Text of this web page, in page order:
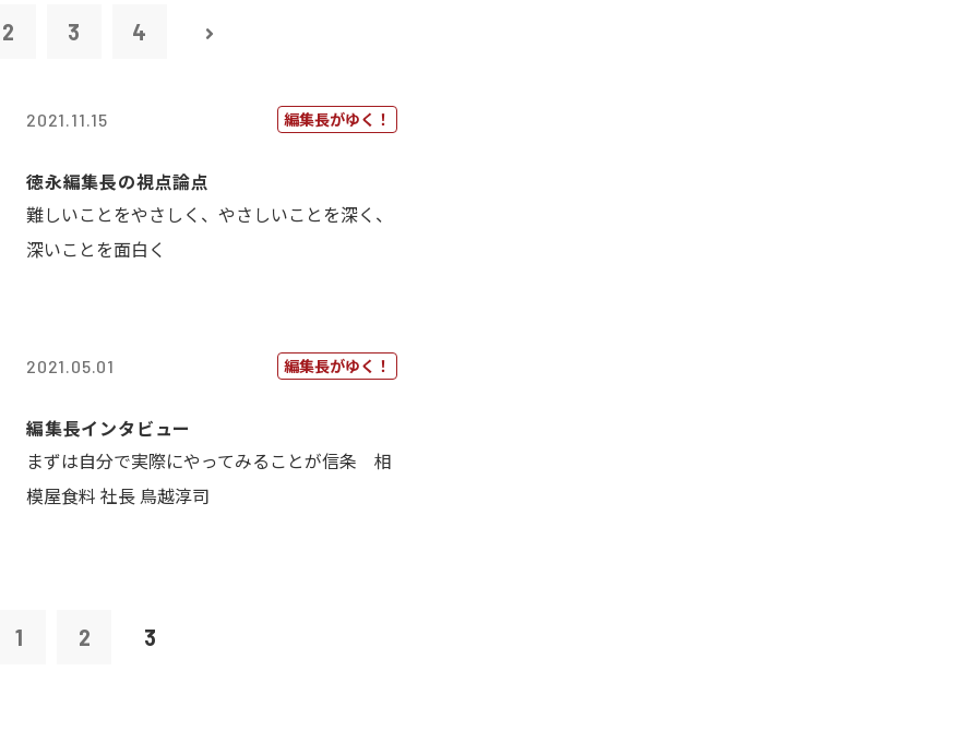
2 3 4
2021.11.15 編集長がゆく！
徳永編集長の視点論点
難しいことをやさしく、やさしいことを深く、
深いことを面白く
2021.05.01 編集長がゆく！
編集長インタビュー
まずは自分で実際にやってみることが信条 相
模屋食料 社長 鳥越淳司
1 2 3